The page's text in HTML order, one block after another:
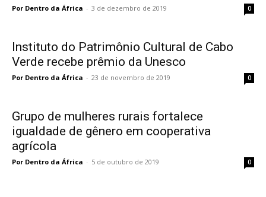
Por Dentro da África - 3 de dezembro de 2019 0
Instituto do Patrimônio Cultural de Cabo
Verde recebe prêmio da Unesco
Por Dentro da África - 23 de novembro de 2019 0
Grupo de mulheres rurais fortalece
igualdade de gênero em cooperativa
agrícola
Por Dentro da África - 5 de outubro de 2019 0